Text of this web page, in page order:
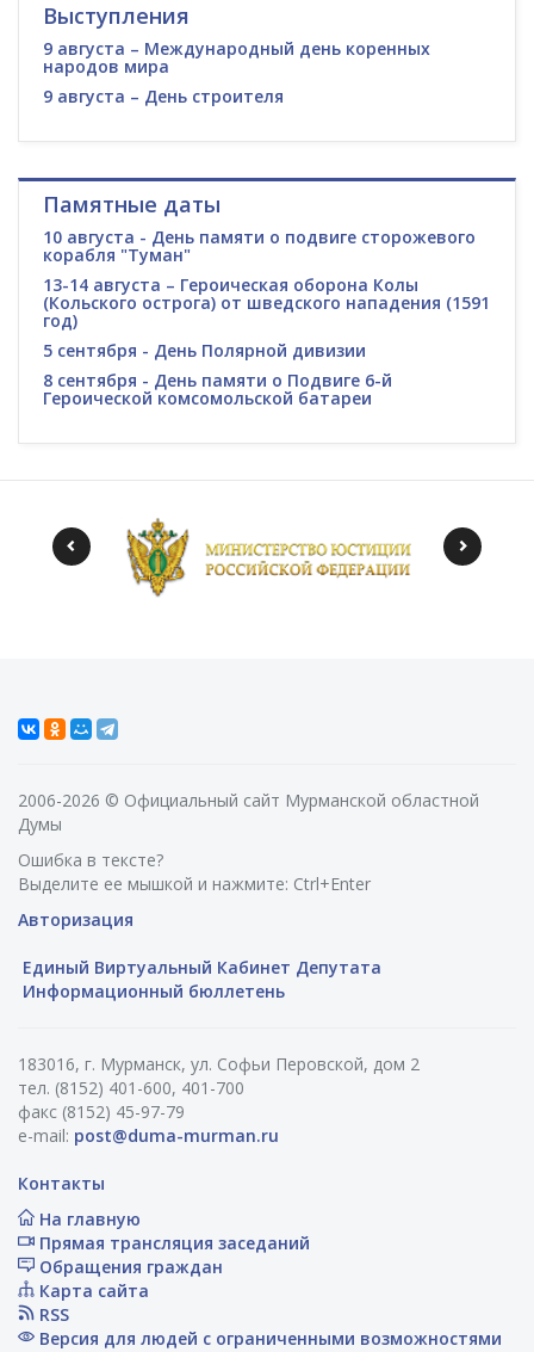
Выступления
9 августа – Международный день коренных
народов мира
9 августа – День строителя
Памятные даты
10 августа - День памяти о подвиге сторожевого
корабля "Туман"
13-14 августа – Героическая оборона Колы
(Кольского острога) от шведского нападения (1591
год)
5 сентября - День Полярной дивизии
8 сентября - День памяти о Подвиге 6-й
Героической комсомольской батареи
2006-2026 © Официальный сайт Мурманской областной
Думы
Ошибка в тексте?
Выделите ее мышкой и нажмите: Ctrl+Enter
Авторизация
Единый Виртуальный Кабинет Депутата
Информационный бюллетень
183016, г. Мурманск, ул. Софьи Перовской, дом 2
тел. (8152) 401-600, 401-700
факс (8152) 45-97-79
e-mail: post@duma-murman.ru
Контакты
На главную
Прямая трансляция заседаний
Обращения граждан
Карта сайта
RSS
Версия для людей с ограниченными возможностями